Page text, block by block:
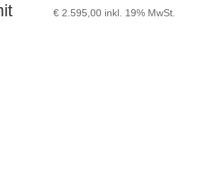
€ 2.595,00 inkl. 19% MwSt.